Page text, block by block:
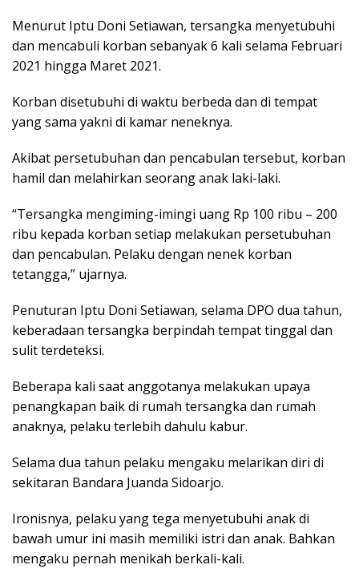
Menurut Iptu Doni Setiawan, tersangka menyetubuhi
dan mencabuli korban sebanyak 6 kali selama Februari
2021 hingga Maret 2021.
Korban disetubuhi di waktu berbeda dan di tempat
yang sama yakni di kamar neneknya.
Akibat persetubuhan dan pencabulan tersebut, korban
hamil dan melahirkan seorang anak laki-laki.
“Tersangka mengiming-imingi uang Rp 100 ribu – 200
ribu kepada korban setiap melakukan persetubuhan
dan pencabulan. Pelaku dengan nenek korban
tetangga,” ujarnya.
Penuturan Iptu Doni Setiawan, selama DPO dua tahun,
keberadaan tersangka berpindah tempat tinggal dan
sulit terdeteksi.
Beberapa kali saat anggotanya melakukan upaya
penangkapan baik di rumah tersangka dan rumah
anaknya, pelaku terlebih dahulu kabur.
Selama dua tahun pelaku mengaku melarikan diri di
sekitaran Bandara Juanda Sidoarjo.
Ironisnya, pelaku yang tega menyetubuhi anak di
bawah umur ini masih memiliki istri dan anak. Bahkan
mengaku pernah menikah berkali-kali.